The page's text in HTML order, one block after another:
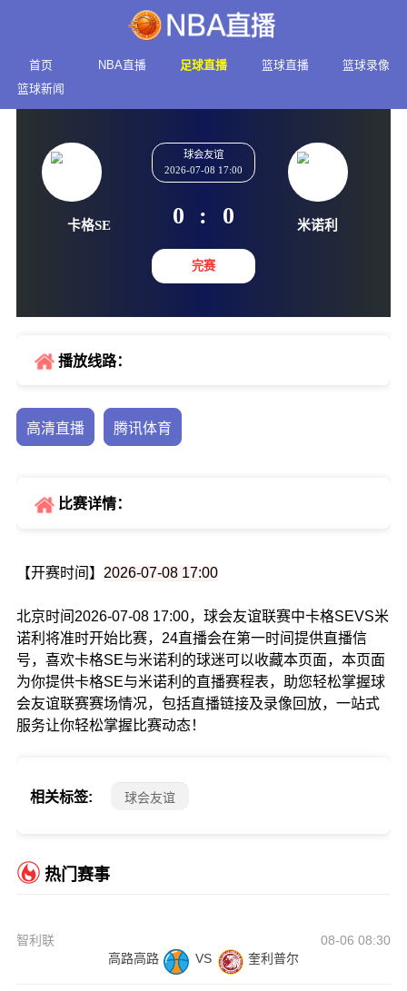
首页 NBA直播 足球直播 篮球直播
篮球录像
篮球新闻
2026-07-08 17:00
0 :
播放线路：
高清直播 腾讯体育
比赛详情：
【开赛时间】 2026-07-08 17:00
北京时间2026-07-08 17:00，球会友谊联赛中卡格SEVS米
诺利将准时开始比赛，24直播会在第一时间提供直播信
号，喜欢卡格SE与米诺利的球迷可以收藏本页面，本页面
为你提供卡格SE与米诺利的直播赛程表，助您轻松掌握球
会友谊联赛赛场情况，包括直播链接及录像回放，一站式
服务让你轻松掌握比赛动态！
相关标签: 球会友谊
热门赛事
智利联
08-06 08:30
高路高路
VS 奎利普尔